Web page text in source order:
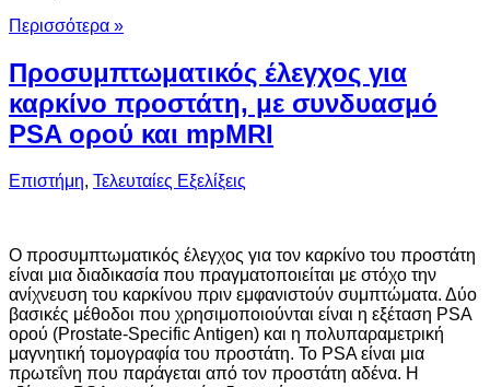
Περισσότερα »
Προσυμπτωματικός έλεγχος για
καρκίνο προστάτη, με συνδυασμό
PSA ορού και mpMRI
Επιστήμη, Τελευταίες Εξελίξεις
Ο προσυμπτωματικός έλεγχος για τον καρκίνο του προστάτη
είναι μια διαδικασία που πραγματοποιείται με στόχο την
ανίχνευση του καρκίνου πριν εμφανιστούν συμπτώματα. Δύο
βασικές μέθοδοι που χρησιμοποιούνται είναι η εξέταση PSA
ορού (Prostate-Specific Antigen) και η πολυπαραμετρική
μαγνητική τομογραφία του προστάτη. Το PSA είναι μια
πρωτεΐνη που παράγεται από τον προστάτη αδένα. Η